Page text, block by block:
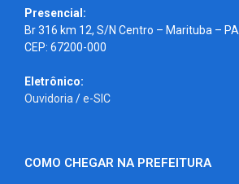
Presencial:
Br 316 km 12, S/N Centro – Marituba – PA
CEP: 67200-000
Eletrônico:
Ouvidoria /e-SIC
COMO CHEGAR NA PREFEITURA